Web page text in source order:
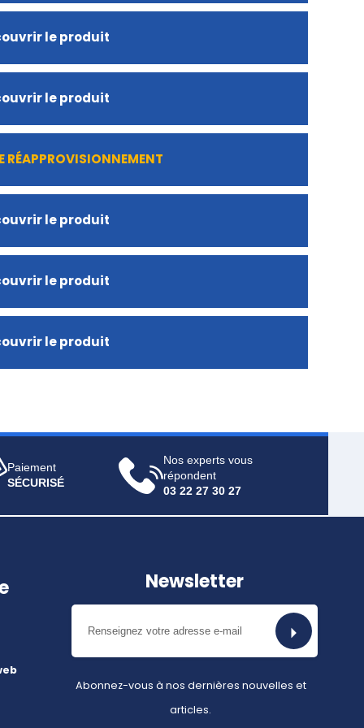
le produit
le produit
RÉAPPROVISIONNEMENT
le produit
le produit
le produit
Paiement
SÉCURISÉ
Nos experts vous
répondent
03 22 27 30 27
Newsletter
Abonnez-vous à nos dernières nouvelles et
articles.